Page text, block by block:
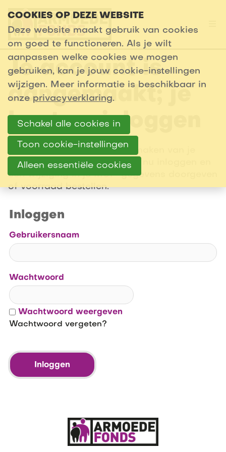
Je account is
aangemaakt; je
kunt nu inloggen
Hartelijk dank voor het aanmaken van je
nieuwe wachtwoord. Je kunt nu inloggen en
een wijziging in je MUP-gegevens doorgeven
of voorraad bestellen.
Inloggen
Gebruikersnaam
Wachtwoord
Wachtwoord weergeven
Wachtwoord vergeten?
Inloggen
COOKIES OP DEZE WEBSITE
Deze website maakt gebruik van cookies
om goed te functioneren. Als je wilt
aanpassen welke cookies we mogen
gebruiken, kan je jouw cookie-instellingen
wijzigen. Meer informatie is beschikbaar in
onze privacyverklaring.
Schakel alle cookies in
Toon cookie-instellingen
Alleen essentiële cookies